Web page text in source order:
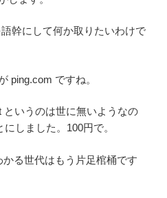
幹にして何か取りたいわけで
ping.com ですね。
というのは世に無いようなの
しました。100円で。
る世代はもう片足棺桶です